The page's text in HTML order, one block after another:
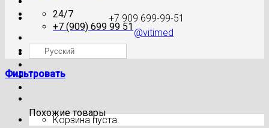
+7 909 699-99-51
@vitimed
Где моя посылка?
Корзина пуста.
24/7
+7 (909) 699 99 51
Русский
Фильтровать
Похожие товары